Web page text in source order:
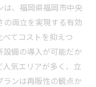
は、福岡県福岡市中央
の両立を実現する有効
てコストを抑えつ
設備の導入が可能だか
気エリアが多く、立
ランは再販性の観点か